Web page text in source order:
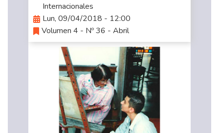
Internacionales
Lun, 09/04/2018 - 12:00
Volumen 4 - Nº 36 - Abril